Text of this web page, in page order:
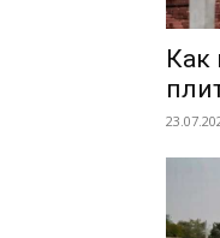
Как